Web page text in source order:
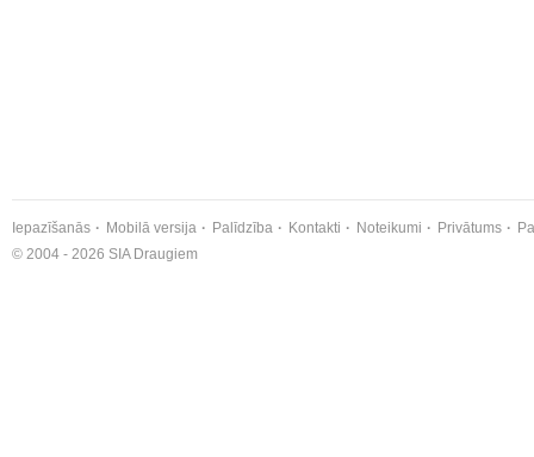
Iepazīšanās Mobilā versija Palīdzība Kontakti Noteikumi Privātums
© 2004 - 2026 SIA Draugiem